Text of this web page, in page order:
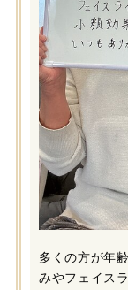
多くの方が年
みやフェイス